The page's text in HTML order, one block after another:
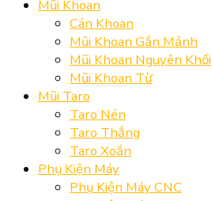
Mũi Khoan
Cán Khoan
Mũi Khoan Gắn Mảnh
Mũi Khoan Nguyên Khối
Mũi Khoan Từ
Mũi Taro
Taro Nén
Taro Thẳng
Taro Xoắn
Phụ Kiện Máy
Phụ Kiện Máy CNC